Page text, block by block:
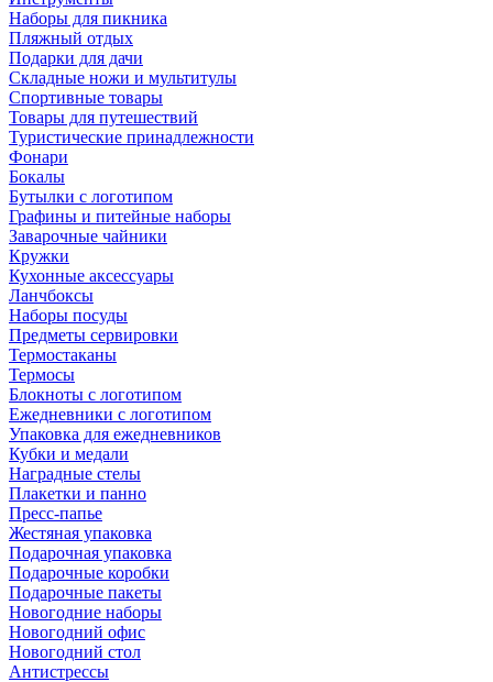
Наборы для пикника
Пляжный отдых
Подарки для дачи
Складные ножи и мультитулы
Спортивные товары
Товары для путешествий
Туристические принадлежности
Фонари
Бокалы
Бутылки с логотипом
Графины и питейные наборы
Заварочные чайники
Кружки
Кухонные аксессуары
Ланчбоксы
Наборы посуды
Предметы сервировки
Термостаканы
Термосы
Блокноты с логотипом
Ежедневники с логотипом
Упаковка для ежедневников
Кубки и медали
Наградные стелы
Плакетки и панно
Пресс-папье
Жестяная упаковка
Подарочная упаковка
Подарочные коробки
Подарочные пакеты
Новогодние наборы
Новогодний офис
Новогодний стол
Антистрессы